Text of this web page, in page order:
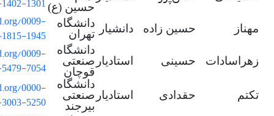
حسین (ع)1301
مهناز حسین زاده دانشیار
دانشگاه
تهران
0009-
1945
زهراسادات حسینی استادیار
دانشگاه
صنعتی
قوچان
0009-
7054
تکتم حقدادی استادیار
دانشگاه
صنعتی
بیرجند
0000-
5250